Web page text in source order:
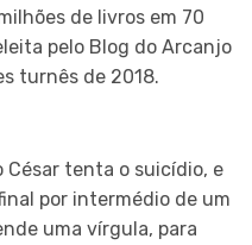
de livros em 70
pelo Blog do Arcanjo
turnês de 2018.
César tenta o suicídio, e
por intermédio de um
uma vírgula, para